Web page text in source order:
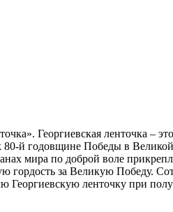
Георгиевская ленточка –
й годовщине Победы в
мира по доброй воле
гордость за Великую Победу.
ленточку при